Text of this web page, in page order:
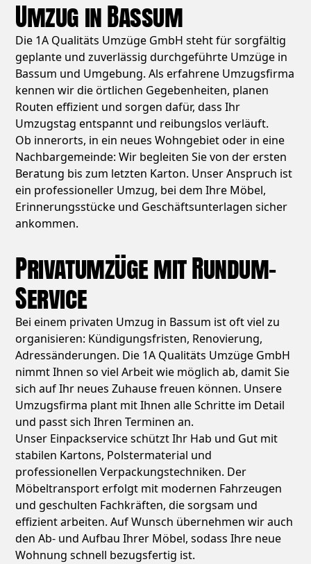
Umzug in Bassum
Die 1A Qualitäts Umzüge GmbH steht für sorgfältig
geplante und zuverlässig durchgeführte Umzüge in
Bassum und Umgebung. Als erfahrene Umzugsfirma
kennen wir die örtlichen Gegebenheiten, planen
Routen effizient und sorgen dafür, dass Ihr
Umzugstag entspannt und reibungslos verläuft.
Ob innerorts, in ein neues Wohngebiet oder in eine
Nachbargemeinde: Wir begleiten Sie von der ersten
Beratung bis zum letzten Karton. Unser Anspruch ist
ein professioneller Umzug, bei dem Ihre Möbel,
Erinnerungsstücke und Geschäftsunterlagen sicher
ankommen.
Privatumzüge mit Rundum-
Service
Bei einem privaten Umzug in Bassum ist oft viel zu
organisieren: Kündigungsfristen, Renovierung,
Adressänderungen. Die 1A Qualitäts Umzüge GmbH
nimmt Ihnen so viel Arbeit wie möglich ab, damit Sie
sich auf Ihr neues Zuhause freuen können. Unsere
Umzugsfirma plant mit Ihnen alle Schritte im Detail
und passt sich Ihren Terminen an.
Unser Einpackservice schützt Ihr Hab und Gut mit
stabilen Kartons, Polstermaterial und
professionellen Verpackungstechniken. Der
Möbeltransport erfolgt mit modernen Fahrzeugen
und geschulten Fachkräften, die sorgsam und
effizient arbeiten. Auf Wunsch übernehmen wir auch
den Ab- und Aufbau Ihrer Möbel, sodass Ihre neue
Wohnung schnell bezugsfertig ist.